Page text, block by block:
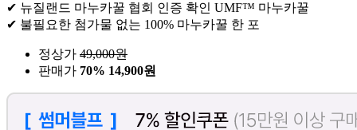
✔ 뉴질랜드 마누카꿀 협회 인증 확인 UMF™ 마누카꿀
✔ 불필요한 첨가물 없는 100% 마누카꿀 한 포
정상가 49,000원
판매가 70% 14,900원